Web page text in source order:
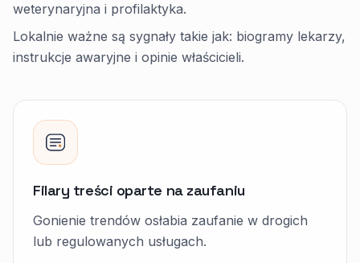
weterynaryjna i profilaktyka.
Lokalnie ważne są sygnały takie jak: biogramy lekarzy,
instrukcje awaryjne i opinie właścicieli.
Filary treści oparte na zaufaniu
Gonienie trendów osłabia zaufanie w drogich
lub regulowanych usługach.